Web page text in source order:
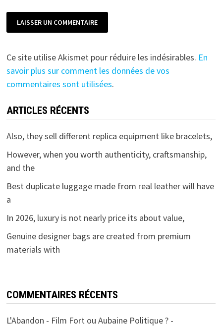
Ce site utilise Akismet pour réduire les indésirables. En
savoir plus sur comment les données de vos
commentaires sont utilisées.
ARTICLES RÉCENTS
Also, they sell different replica equipment like bracelets,
However, when you worth authenticity, craftsmanship,
and the
Best duplicate luggage made from real leather will have
a
In 2026, luxury is not nearly price its about value,
Genuine designer bags are created from premium
materials with
COMMENTAIRES RÉCENTS
L'Abandon - Film Fort ou Aubaine Politique ? -